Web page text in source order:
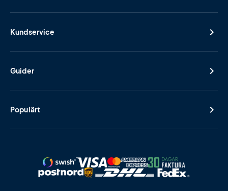
Kundservice
Guider
Populärt